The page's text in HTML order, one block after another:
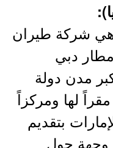
شركة طيران
مطار دبي
مدن دولة
لها ومركزاً
بتقديم
خدماتها إلى أكثر من 120 وجهة حول